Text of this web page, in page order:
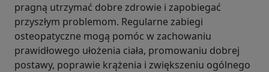
pragną utrzymać dobre zdrowie i zapobiegać
przyszłym problemom. Regularne zabiegi
osteopatyczne mogą pomóc w zachowaniu
prawidłowego ułożenia ciała, promowaniu dobrej
postawy, poprawie krążenia i zwiększeniu ogólnego